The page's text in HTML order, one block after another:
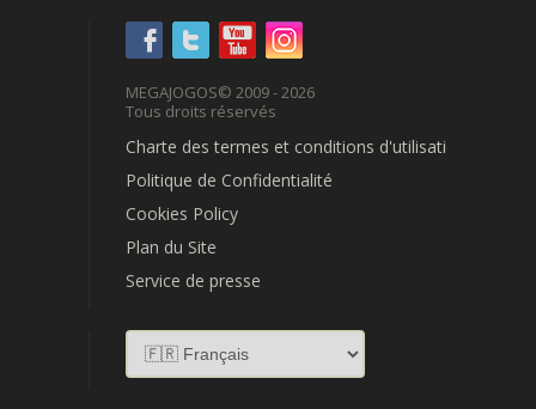
MEGAJOGOS© 2009 - 2026
Tous droits réservés
Charte des termes et conditions d'utilisation
Politique de Confidentialité
Cookies Policy
Plan du Site
Service de presse